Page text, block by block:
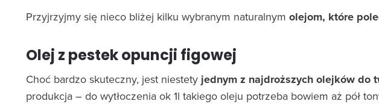
Przyjrzyjmy się nieco bliżej kilku wybranym naturalnym olejom, które
Olej z pestek opuncji figowej
Choć bardzo skuteczny, jest niestety jednym z najdroższych olejków do
produkcja – do wytłoczenia ok 1l takiego oleju potrzeba bowiem aż pół